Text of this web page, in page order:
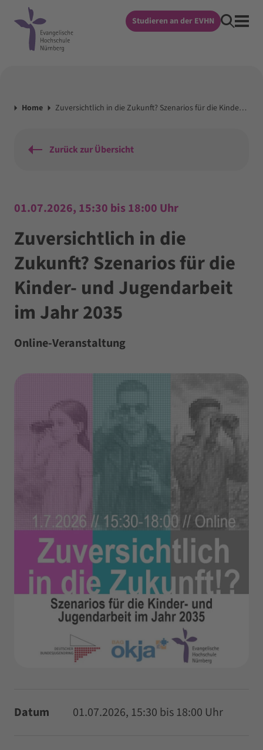
Studieren an der EVHN
Home Zuversichtlich in die Zukunft? Szenarios für die Kinder- und Jugendarbeit im Jahr 2035
Zurück zur Übersicht
01.07.2026, 15:30 bis 18:00 Uhr
Zuversichtlich in die
Zukunft? Szenarios für die
Kinder- und Jugendarbeit
im Jahr 2035
Online-Veranstaltung
Datum 01.07.2026, 15:30 bis 18:00 Uhr